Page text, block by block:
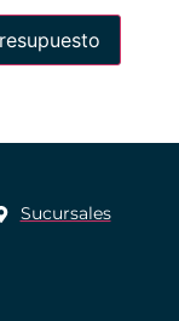
Sucursales